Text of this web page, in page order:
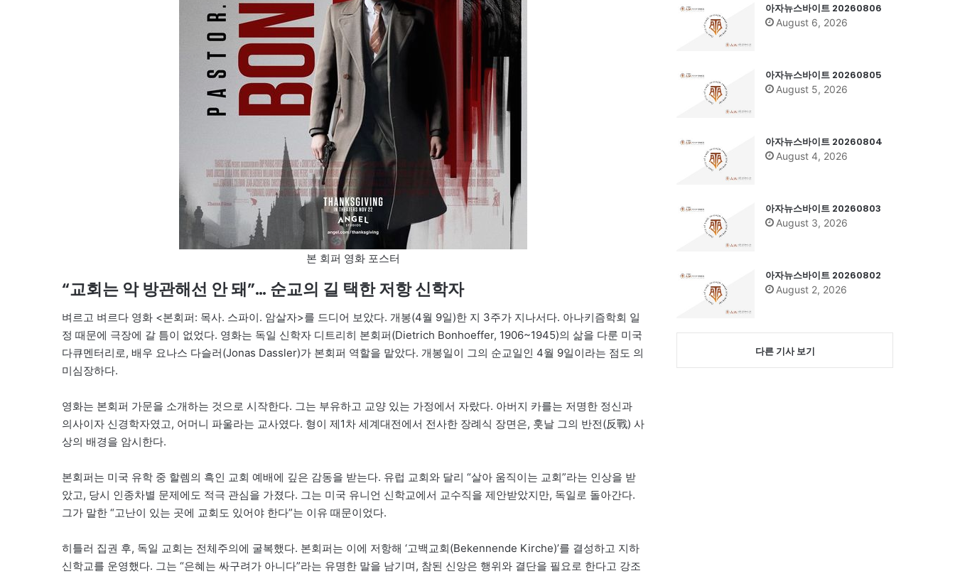
본 회퍼 영화 포스터
“교회는 악 방관해선 안 돼”… 순교의 길 택한 저항 신학자
벼르고 벼르다 영화 <본회퍼: 목사. 스파이. 암살자>를 드디어 보았다. 개봉(4월 9일)한 지 3주가 지나서다. 아나키즘학회 일
정 때문에 극장에 갈 틈이 없었다. 영화는 독일 신학자 디트리히 본회퍼(Dietrich Bonhoeffer, 1906~1945)의 삶을 다룬 미국
다큐멘터리로, 배우 요나스 다슬러(Jonas Dassler)가 본회퍼 역할을 맡았다. 개봉일이 그의 순교일인 4월 9일이라는 점도 의
미심장하다.
영화는 본회퍼 가문을 소개하는 것으로 시작한다. 그는 부유하고 교양 있는 가정에서 자랐다. 아버지 카를는 저명한 정신과
의사이자 신경학자였고, 어머니 파울라는 교사였다. 형이 제1차 세계대전에서 전사한 장례식 장면은, 훗날 그의 반전(反戰) 사
상의 배경을 암시한다.
본회퍼는 미국 유학 중 할렘의 흑인 교회 예배에 깊은 감동을 받는다. 유럽 교회와 달리 “살아 움직이는 교회”라는 인상을 받
았고, 당시 인종차별 문제에도 적극 관심을 가졌다. 그는 미국 유니언 신학교에서 교수직을 제안받았지만, 독일로 돌아간다.
그가 말한 “고난이 있는 곳에 교회도 있어야 한다”는 이유 때문이었다.
히틀러 집권 후, 독일 교회는 전체주의에 굴복했다. 본회퍼는 이에 저항해 ‘고백교회(Bekennende Kirche)’를 결성하고 지하
신학교를 운영했다. 그는 “은혜는 싸구려가 아니다”라는 유명한 말을 남기며, 참된 신앙은 행위와 결단을 필요로 한다고 강조
아자뉴스바이트 20260806
August 6, 2026
아자뉴스바이트 20260805
August 5, 2026
아자뉴스바이트 20260804
August 4, 2026
아자뉴스바이트 20260803
August 3, 2026
아자뉴스바이트 20260802
August 2, 2026
다른 기사 보기